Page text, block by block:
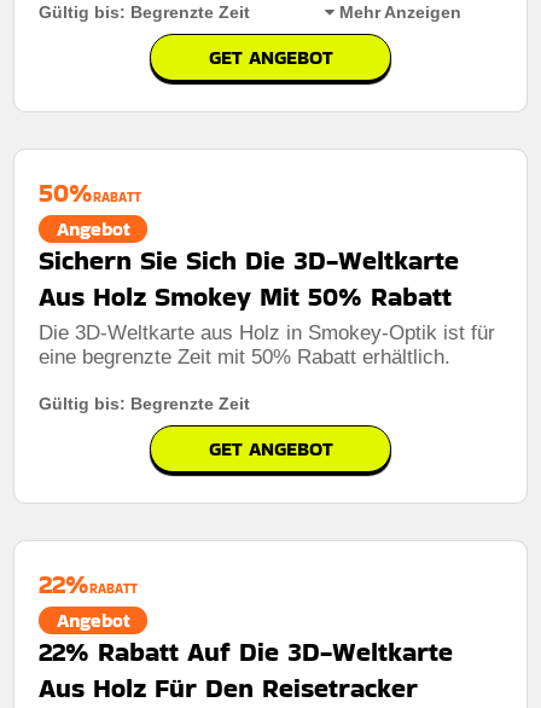
Gültig bis: Begrenzte Zeit Mehr Anzeigen
GET ANGEBOT
Berechtigung:
Art des Angebots:Zeitlich begrenztes angebot
Kumulierbar:Nicht mit anderen Aktionen kombinierbar
Bedingungen:Die geschäftsbedingungen finden sie
auf der website des händlers
50%RABATT
Angebot
Sichern Sie Sich Die 3D-Weltkarte
Aus Holz Smokey Mit 50% Rabatt
Die 3D-Weltkarte aus Holz in Smokey-Optik ist für
eine begrenzte Zeit mit 50% Rabatt erhältlich.
Gültig bis: Begrenzte Zeit
GET ANGEBOT
22%RABATT
Angebot
22% Rabatt Auf Die 3D-Weltkarte
Aus Holz Für Den Reisetracker